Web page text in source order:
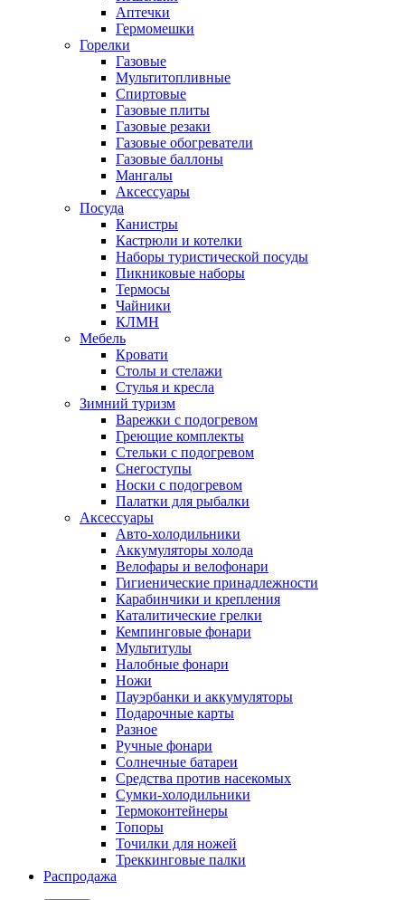
Аптечки
Гермомешки
Горелки
Газовые
Мультитопливные
Спиртовые
Газовые плиты
Газовые резаки
Газовые обогреватели
Газовые баллоны
Мангалы
Аксессуары
Посуда
Канистры
Кастрюли и котелки
Наборы туристической посуды
Пикниковые наборы
Термосы
Чайники
КЛМН
Мебель
Кровати
Столы и стелажи
Стулья и кресла
Зимний туризм
Варежки с подогревом
Греющие комплекты
Стельки с подогревом
Снегоступы
Носки с подогревом
Палатки для рыбалки
Аксессуары
Авто-холодильники
Аккумуляторы холода
Велофары и велофонари
Гигиенические принадлежности
Карабинчики и крепления
Каталитические грелки
Кемпинговые фонари
Мультитулы
Налобные фонари
Ножи
Пауэрбанки и аккумуляторы
Подарочные карты
Разное
Ручные фонари
Солнечные батареи
Средства против насекомых
Сумки-холодильники
Термоконтейнеры
Топоры
Точилки для ножей
Треккинговые палки
Распродажа